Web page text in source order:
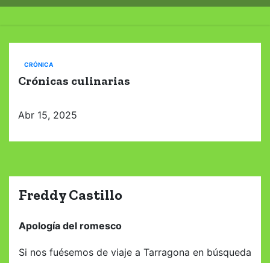
l
CRÓNICA
Crónicas culinarias
Abr 15, 2025
Freddy Castillo
Apología del romesco
Si nos fuésemos de viaje a Tarragona en búsqueda